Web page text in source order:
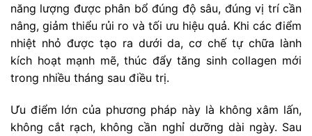
năng lượng được phân bổ đúng độ sâu, đúng vị trí cần
nâng, giảm thiểu rủi ro và tối ưu hiệu quả. Khi các điểm
nhiệt nhỏ được tạo ra dưới da, cơ chế tự chữa lành
kích hoạt mạnh mẽ, thúc đẩy tăng sinh collagen mới
trong nhiều tháng sau điều trị.
Ưu điểm lớn của phương pháp này là không xâm lấn,
không cắt rạch, không cần nghỉ dưỡng dài ngày. Sau